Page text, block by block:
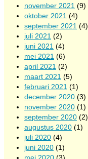
november 2021 (9)
oktober 2021 (4)
september 2021 (4)
juli 2021 (2)
juni 2021 (4)
mei 2021 (6)
april 2021 (2)
maart 2021 (5)
februari 2021 (1)
december 2020 (3)
november 2020 (1)
september 2020 (2)
augustus 2020 (1)
juli 2020 (4)
juni 2020 (1)
mei 2020 (3)